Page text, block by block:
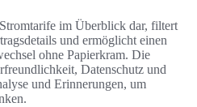
im Überblick dar, filtert
und ermöglicht einen
ohne Papierkram. Die
Datenschutz und
und Erinnerungen, um